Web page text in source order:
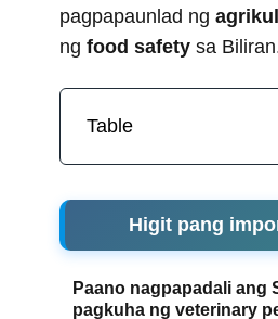
pagpapaunlad ng
ng food safety sa
Table
Higit pang
Paano nagpapadali ang
pagkuha ng veterinary